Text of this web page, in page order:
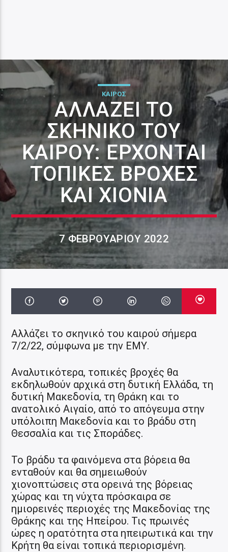
ΚΑΙΡΟΣ
ΑΛΛΆΖΕΙ ΤΟ
ΣΚΗΝΙΚΌ ΤΟΥ
ΚΑΙΡΟΎ: ΈΡΧΟΝΤΑΙ
ΤΟΠΙΚΈΣ ΒΡΟΧΈΣ
ΚΑΙ ΧΙΌΝΙΑ
7 ΦΕΒΡΟΥΑΡΊΟΥ 2022
Αλλάζει το σκηνικό του καιρού σήμερα
7/2/22, σύμφωνα με την ΕΜΥ.
Αναλυτικότερα, τοπικές βροχές θα
εκδηλωθούν αρχικά στη δυτική Ελλάδα, τη
δυτική Μακεδονία, τη Θράκη και το
ανατολικό Αιγαίο, από το απόγευμα στην
υπόλοιπη Μακεδονία και το βράδυ στη
Θεσσαλία και τις Σποράδες.
Το βράδυ τα φαινόμενα στα βόρεια θα
ενταθούν και θα σημειωθούν
χιονοπτώσεις στα ορεινά της βόρειας
χώρας και τη νύχτα πρόσκαιρα σε
ημιορεινές περιοχές της Μακεδονίας της
Θράκης και της Ηπείρου. Τις πρωινές
ώρες η ορατότητα στα ηπειρωτικά και την
Κρήτη θα είναι τοπικά περιορισμένη.